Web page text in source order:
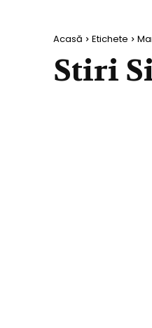
Acasă Etichete
Stiri